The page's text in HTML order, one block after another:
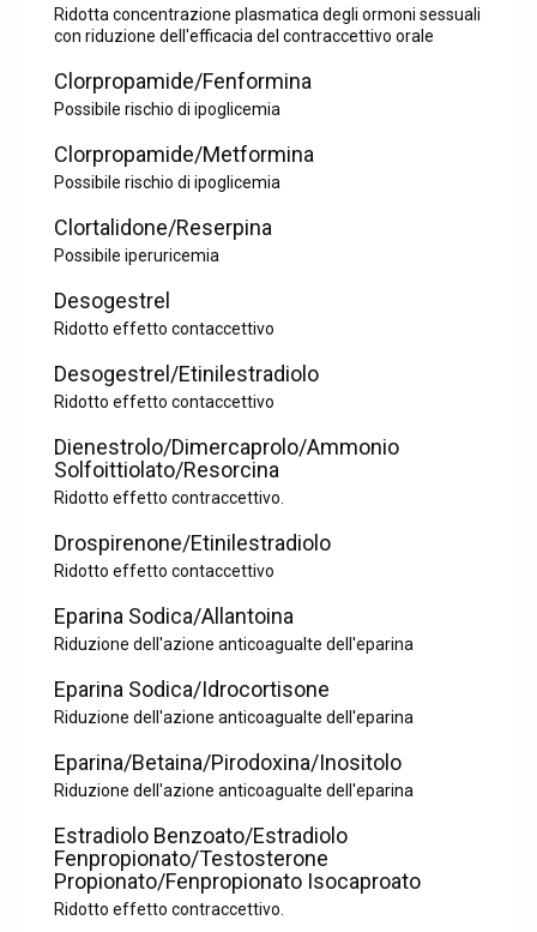
Ridotta concentrazione plasmatica degli ormoni sessuali
con riduzione dell'efficacia del contraccettivo orale
Clorpropamide/Fenformina
Possibile rischio di ipoglicemia
Clorpropamide/Metformina
Possibile rischio di ipoglicemia
Clortalidone/Reserpina
Possibile iperuricemia
Desogestrel
Ridotto effetto contaccettivo
Desogestrel/Etinilestradiolo
Ridotto effetto contaccettivo
Dienestrolo/Dimercaprolo/Ammonio
Solfoittiolato/Resorcina
Ridotto effetto contraccettivo.
Drospirenone/Etinilestradiolo
Ridotto effetto contaccettivo
Eparina Sodica/Allantoina
Riduzione dell'azione anticoagualte dell'eparina
Eparina Sodica/Idrocortisone
Riduzione dell'azione anticoagualte dell'eparina
Eparina/Betaina/Pirodoxina/Inositolo
Riduzione dell'azione anticoagualte dell'eparina
Estradiolo Benzoato/Estradiolo
Fenpropionato/Testosterone
Propionato/Fenpropionato Isocaproato
Ridotto effetto contraccettivo.